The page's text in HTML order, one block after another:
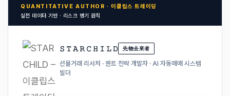
QUANTITATIVE AUTHOR · 이클립스 트레이딩
실전 데이터 기반 · 리스크 병기 원칙
𝚂 𝚃 𝙰 𝚁 𝙲 𝙷 𝙸 𝙻 𝙳 先物去來者
선물거래 리서처 · 퀀트 전략 개발자 · AI 자동매매 시스템
빌더